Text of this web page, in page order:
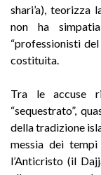
shari’a), teorizza
non ha
“professionisti
costituita.
Tra le accuse
“sequestrato”,
della tradizione
messia dei
l’Anticristo (il